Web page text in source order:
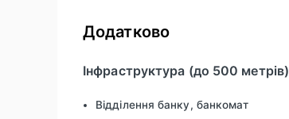
Додатково
Інфраструктура (до 500 метрів)
Відділення банку, банкомат